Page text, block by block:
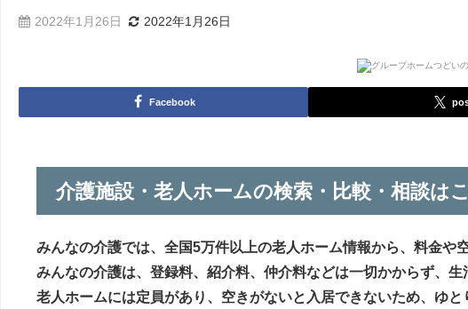
2022年1月26日 2022年1月26日
Facebook
介護施設・老人ホームの検索・比較・相談は
みんなの介護では、全国5万件以上の老人ホーム情報から、料金や
みんなの介護は、登録料、紹介料、仲介料などは一切かからず、
老人ホームには定員があり、空きがないと入居できないため、ゆ